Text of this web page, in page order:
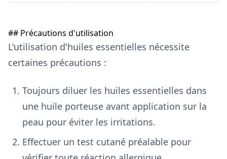
## Précautions d'utilisation
L'utilisation d'huiles essentielles nécessite
certaines précautions :
Toujours diluer les huiles essentielles dans
une huile porteuse avant application sur la
peau pour éviter les irritations.
Effectuer un test cutané préalable pour